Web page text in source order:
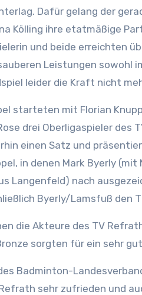
Dafür gelang der
Kölling ihre etatmäßige
und beide erreichten
Leistungen sowohl
leider die Kraft nicht
starteten mit Florian
drei Oberligaspieler des
einen Satz und
in denen Mark Byerly
Langenfeld) nach
Byerly/Lamsfuß den
die Akteure des TV
sorgten für ein sehr
Badminton-
sehr zufrieden und